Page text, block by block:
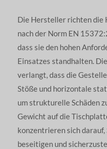
Die Hersteller richten
nach der Norm EN
dass sie den hohen
Einsatzes standhalten.
verlangt, dass die
Stöße und horizontale
um strukturelle Schäden
Gewicht auf die
konzentrieren sich
beseitigen und